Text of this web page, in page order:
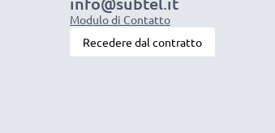
Modulo di Contatto
Recedere dal contratto